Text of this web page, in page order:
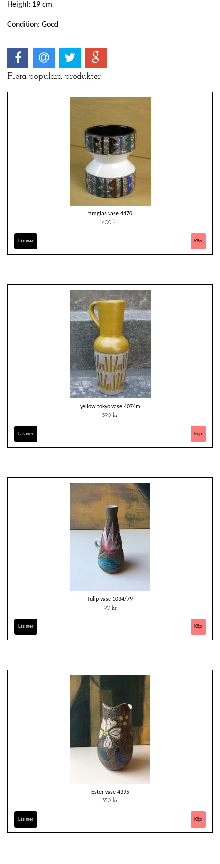
Height: 19 cm
Condition: Good
Flera populära produkter
timglas vase 4470
400 kr
Läs mer
yellow tokyo vase 4074m
390 kr
Läs mer
Tulip vase 1034/79
90 kr
Läs mer
Ester vase 4395
350 kr
Läs mer